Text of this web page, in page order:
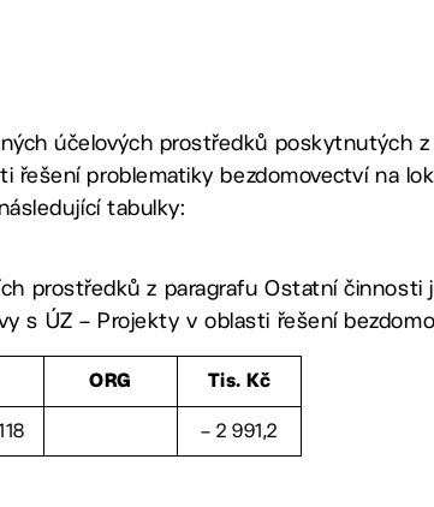
účelových prostředků poskytnutých
řešení problematiky bezdomovectví na
tabulky:
prostředků z paragrafu Ostatní činnosti
s ÚZ – Projekty v oblasti řešení
ORG Tis. Kč
– 2 991,2